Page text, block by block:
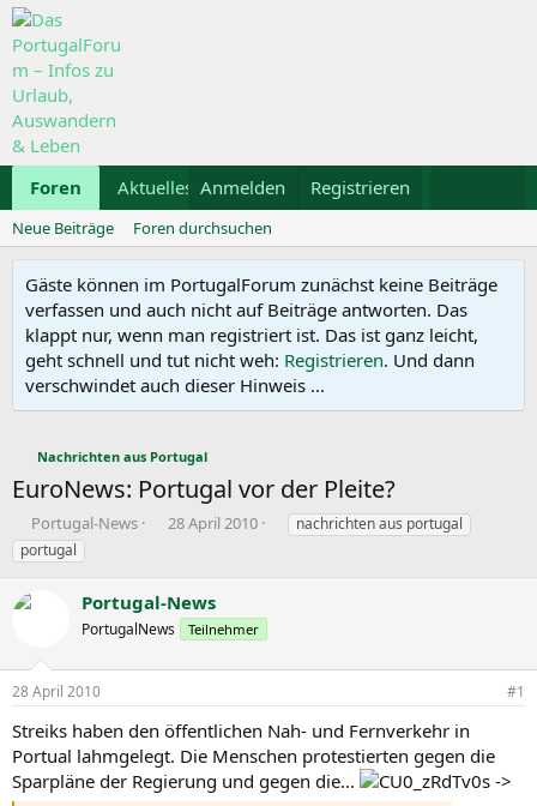
Foren Aktuelles Galerie Kalender
Anmelden Registrieren
Neue Beiträge Foren durchsuchen
Gäste können im PortugalForum zunächst keine Beiträge
verfassen und auch nicht auf Beiträge antworten. Das
klappt nur, wenn man registriert ist. Das ist ganz leicht,
geht schnell und tut nicht weh: Registrieren. Und dann
verschwindet auch dieser Hinweis ...
Nachrichten aus Portugal
EuroNews: Portugal vor der Pleite?
E
r
s
e
e
r
Portugal-News
E
e
l
t
28 April 2010
S
o
e
nachrichten aus portugal
portugal
Portugal-News
PortugalNews Teilnehmer
28 April 2010 #1
Streiks haben den öffentlichen Nah- und Fernverkehr in
Portual lahmgelegt. Die Menschen protestierten gegen die
Sparpläne der Regierung und gegen die…
->